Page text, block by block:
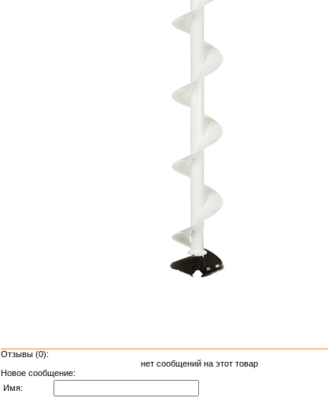
Отзывы (0):
нет сообщений на этот товар
Новое сообщение:
Имя: